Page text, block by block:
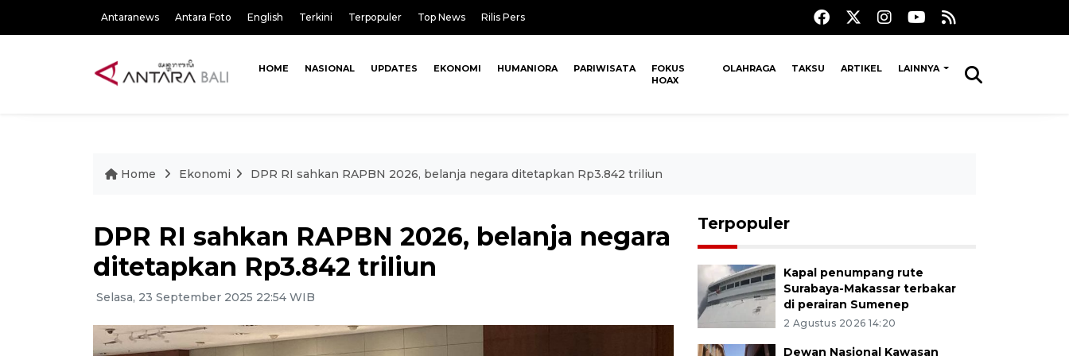
Antaranews Antara Foto English Terkini Terpopuler Top News Rilis Pers
HOME NASIONAL UPDATES EKONOMI HUMANIORA PARIWISATA
FOKUS
HOAX
OLAHRAGA TAKSU ARTIKEL LAINNYA
Home Ekonomi DPR RI sahkan RAPBN 2026, belanja negara ditetapkan Rp3.842 triliun
DPR RI sahkan RAPBN 2026, belanja negara
ditetapkan Rp3.842 triliun
Selasa, 23 September 2025 22:54 WIB
Terpopuler
Kapal penumpang rute
Surabaya-Makassar terbakar
di perairan Sumenep
2 Agustus 2026 14:20
Dewan Nasional Kawasan